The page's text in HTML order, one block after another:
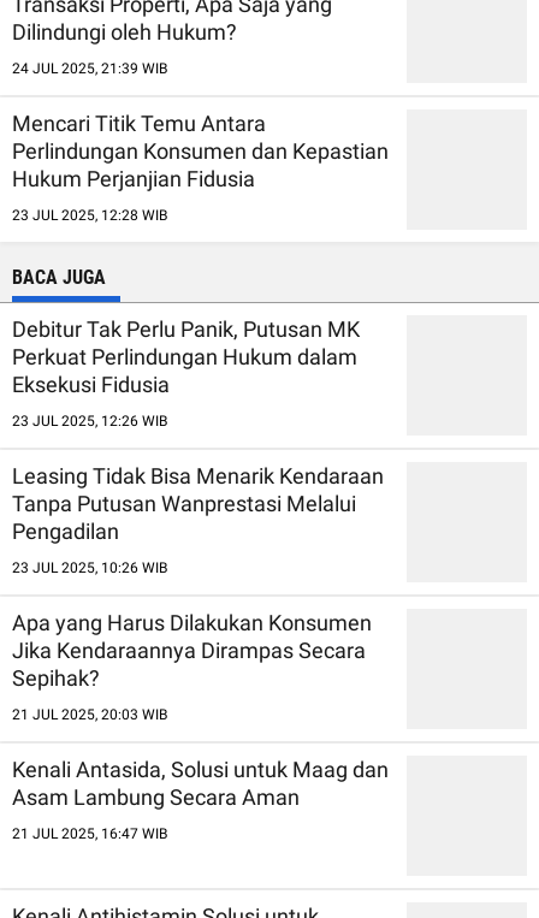
Dilindungi oleh Hukum?
24 JUL 2025, 21:39 WIB
Mencari Titik Temu Antara
Perlindungan Konsumen dan Kepastian
Hukum Perjanjian Fidusia
23 JUL 2025, 12:28 WIB
BACA JUGA
Debitur Tak Perlu Panik, Putusan MK
Perkuat Perlindungan Hukum dalam
Eksekusi Fidusia
23 JUL 2025, 12:26 WIB
Leasing Tidak Bisa Menarik Kendaraan
Tanpa Putusan Wanprestasi Melalui
Pengadilan
23 JUL 2025, 10:26 WIB
Apa yang Harus Dilakukan Konsumen
Jika Kendaraannya Dirampas Secara
Sepihak?
21 JUL 2025, 20:03 WIB
Kenali Antasida, Solusi untuk Maag dan
Asam Lambung Secara Aman
21 JUL 2025, 16:47 WIB